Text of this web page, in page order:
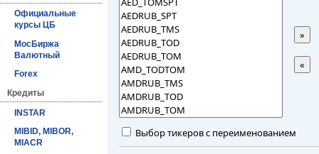
Официальные
курсы ЦБ
МосБиржа
Валютный
Forex
Кредиты
INSTAR
MIBID, MIBOR,
MIACR
»
«
Выбор тикеров с переименованием